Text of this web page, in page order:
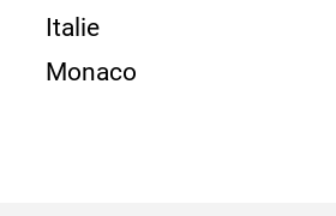
Italie
Monaco